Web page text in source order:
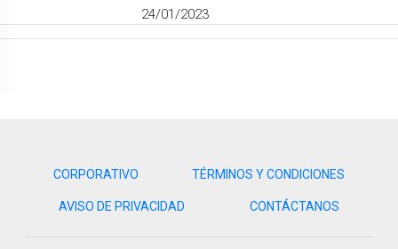
24/01/2023
CORPORATIVO TÉRMINOS Y CONDICIONES
AVISO DE PRIVACIDAD CONTÁCTANOS